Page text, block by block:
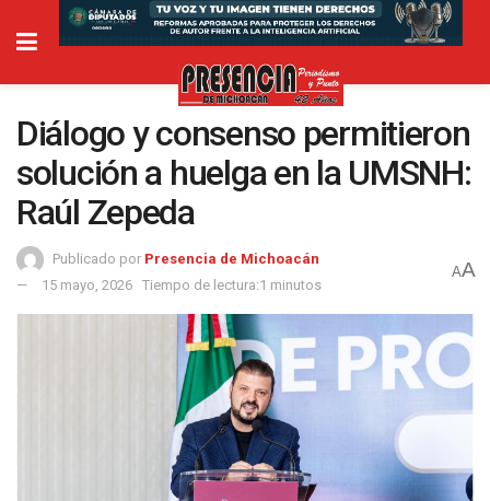
Diálogo y consenso permitieron
solución a huelga en la UMSNH:
Raúl Zepeda
Publicado por Presencia de Michoacán
15 mayo, 2026 Tiempo de lectura:1 minutos
AA